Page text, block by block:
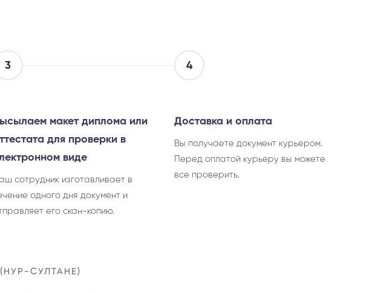
3
макет диплома или
для проверки в
виде
сотрудник изготавливает в
одного дня документ и
его скан-копию.
4
Доставка и оплата
Вы получаете документ курьером.
Перед оплатой курьеру вы можете
все проверить.
СУЛТАНЕ)